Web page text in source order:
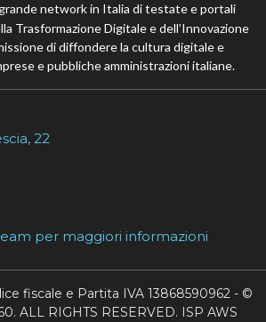
network in Italia di testate e portali
Trasformazione Digitale e dell’Innovazione
di diffondere la cultura digitale e
e pubbliche amministrazioni italiane.
22
per maggiori informazioni
fiscale e Partita IVA 13868590962 - ©
ALL RIGHTS RESERVED. ISP AWS